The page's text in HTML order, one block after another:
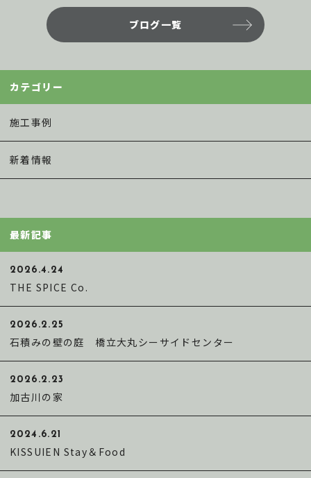
e
b
o
k
te
r
l
ブログ一覧
カテゴリー
施工事例
新着情報
最新記事
2026.4.24
THE SPICE Co.
2026.2.25
石積みの壁の庭 橋立大丸シーサイドセンター
2026.2.23
加古川の家
2024.6.21
KISSUIEN Stay＆Food